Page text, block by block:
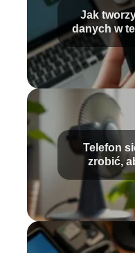
Jak
danych w
Telefon
zrobić,